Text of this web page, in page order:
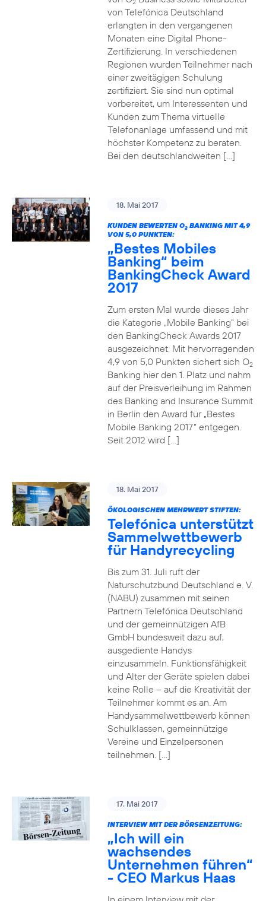
2
von Telefónica Deutschland
erlangten in den vergangenen
Monaten eine Digital Phone-
Zertifizierung. In verschiedenen
Regionen wurden Teilnehmer nach
einer zweitägigen Schulung
zertifiziert. Sie sind nun optimal
vorbereitet, um Interessenten und
Kunden zum Thema virtuelle
Telefonanlage umfassend und mit
höchster Kompetenz zu beraten.
Bei den deutschlandweiten […]
18. Mai 2017
KUNDEN BEWERTEN O2BANKING MIT 4,9
VON 5,0 PUNKTEN:
„Bestes Mobiles
Banking“ beim
BankingCheck Award
2017
Zum ersten Mal wurde dieses Jahr
die Kategorie „Mobile Banking“ bei
den BankingCheck Awards 2017
ausgezeichnet. Mit hervorragenden
4,9 von 5,0 Punkten sichert sich O2
Banking hier den 1. Platz und nahm
auf der Preisverleihung im Rahmen
des Banking and Insurance Summit
in Berlin den Award für „Bestes
Mobile Banking 2017“ entgegen.
Seit 2012 wird […]
18. Mai 2017
ÖKOLOGISCHEN MEHRWERT STIFTEN:
Telefónica unterstützt
Sammelwettbewerb
für Handyrecycling
Bis zum 31. Juli ruft der
Naturschutzbund Deutschland e. V.
(NABU) zusammen mit seinen
Partnern Telefónica Deutschland
und der gemeinnützigen AfB
GmbH bundesweit dazu auf,
ausgediente Handys
einzusammeln. Funktionsfähigkeit
und Alter der Geräte spielen dabei
keine Rolle – auf die Kreativität der
Teilnehmer kommt es an. Am
Handysammelwettbewerb können
Schulklassen, gemeinnützige
Vereine und Einzelpersonen
teilnehmen. […]
17. Mai 2017
INTERVIEW MIT DER BÖRSENZEITUNG:
„Ich will ein
wachsendes
Unternehmen führen“
- CEO Markus Haas